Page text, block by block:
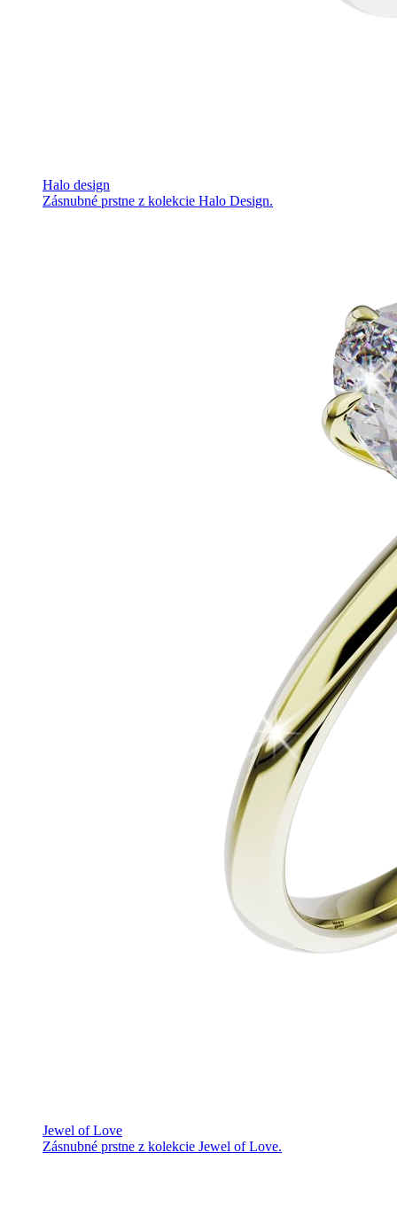
Halo design
Zásnubné prstne z kolekcie Halo Design.
Jewel of Love
Zásnubné prstne z kolekcie Jewel of Love.